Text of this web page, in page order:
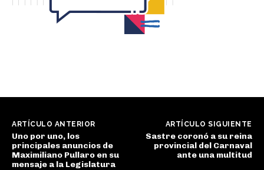
ARTÍCULO ANTERIOR
Uno por uno, los
principales anuncios de
Maximiliano Pullaro en su
mensaje a la Legislatura
ARTÍCULO SIGUIENTE
Sastre coronó a su reina
provincial del Carnaval
ante una multitud